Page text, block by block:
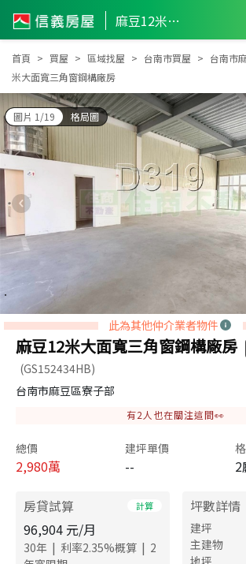
麻豆12米大面寬三角窗鋼構廠房
麻豆12米大
首頁 買屋 區域找屋 台南市買屋 台南市
米大面寬三角窗鋼構廠房
圖片 1/19 格局圖
此為其他仲介業者物件
麻豆12米大面寬三角窗鋼構廠房
(GS152434HB)
台南市麻豆區寮子部
有2 人也在關注這間👀
總價
2,980萬
建坪單價
-- 2
房貸試算 計算
96,904 元/月
30年 | 利率2.35%概算 | 2
坪數詳情
建坪
主建物
地坪